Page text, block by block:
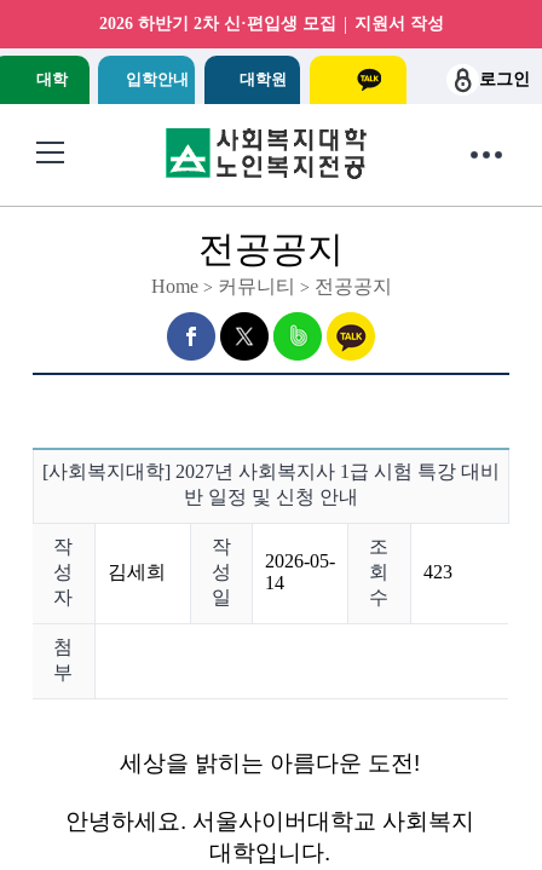
대학 입학안내 대학원
2026 하반기 2차 신·편입생 모집 | 지원서 작성
로그인
전공공지
Home> 커뮤니티 > 전공공지
[사회복지대학] 2027년 사회복지사 1급 시험 특강 대비
반 일정 및 신청 안내
작
성
자
김세희
작
성
일
2026-05-
14
조
회
수
423
첨
부
세상을 밝히는 아름다운 도전!
안녕하세요. 서울사이버대학교 사회복지
대학입니다.